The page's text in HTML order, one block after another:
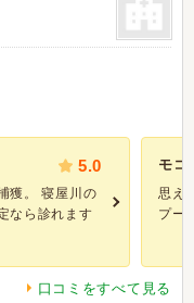
5.0
獲。 寝屋川の
なら診れます
モコ
思え
プー
口コミをすべて見る